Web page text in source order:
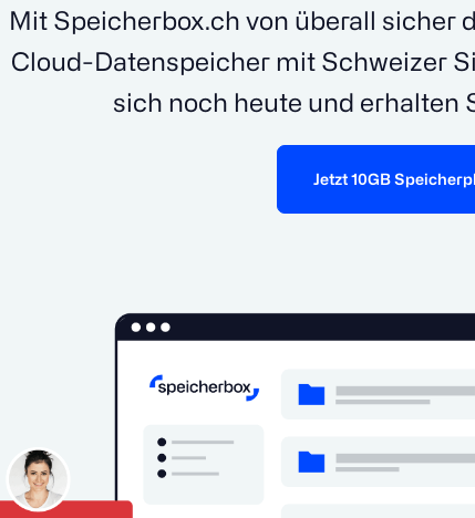
Mit Speicherbox.ch von überall sicher
Cloud-Datenspeicher mit Schweizer
sich noch heute und erhalten
Jetzt 10GB